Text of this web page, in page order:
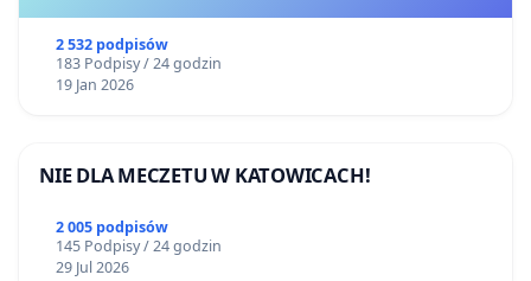
2 532 podpisów
183 Podpisy / 24 godzin
19 Jan 2026
NIE DLA MECZETU W KATOWICACH!
2 005 podpisów
145 Podpisy / 24 godzin
29 Jul 2026